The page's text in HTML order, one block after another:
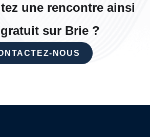
une rencontre ainsi
sur Brie ?
NOUS